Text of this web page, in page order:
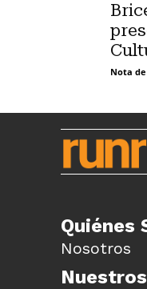
Nota
Quiénes
Nosotros